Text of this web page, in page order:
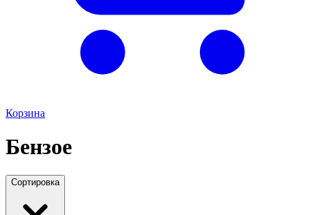
Корзина
Бензое
Сортировка